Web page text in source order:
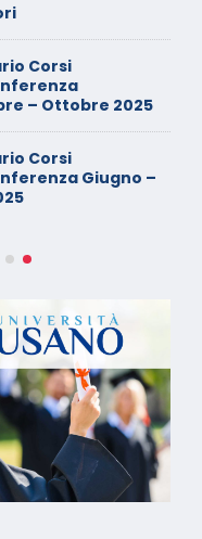
Corsi
– Ottobre 2025
Corsi
Giugno –